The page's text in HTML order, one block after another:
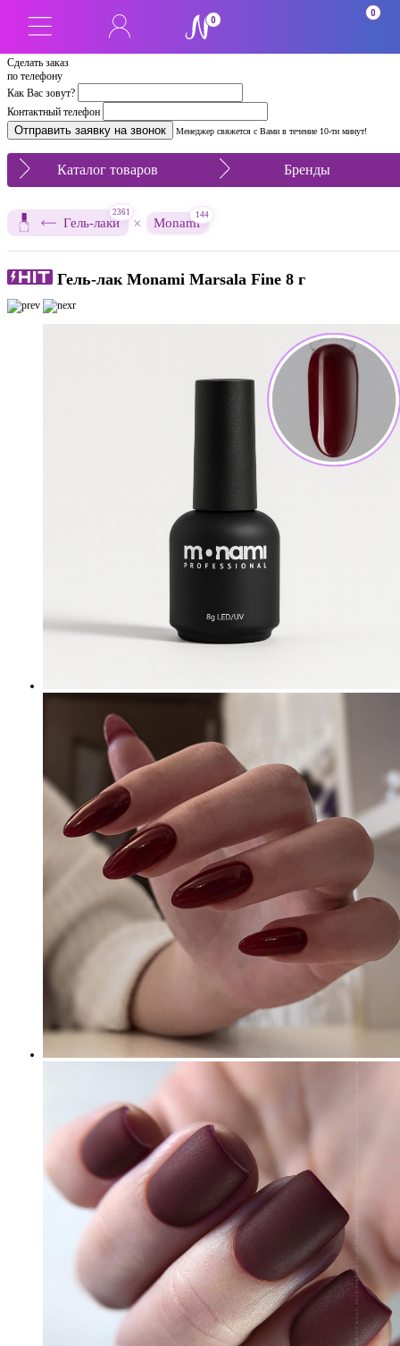
Сделать заказ
по телефону
Как Вас зовут?
Контактный телефон
Менеджер свяжется с Вами в течение 10-ти минут!
0
0
Каталог товаров Бренды
Гель-лаки
2361
× Monami
144
Гель-лак Monami Marsala Fine 8 г